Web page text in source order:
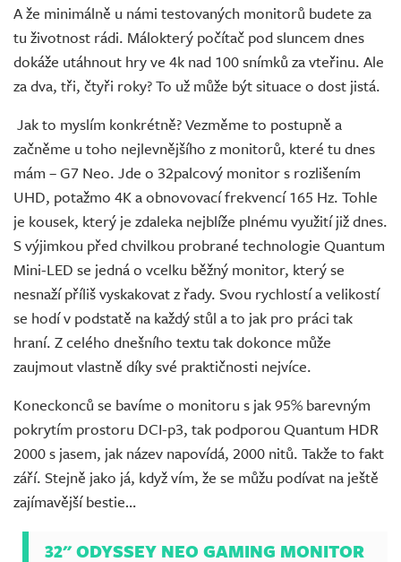
A že minimálně u námi testovaných monitorů budete za
tu životnost rádi. Málokterý počítač pod sluncem dnes
dokáže utáhnout hry ve 4k nad 100 snímků za vteřinu. Ale
za dva, tři, čtyři roky? To už může být situace o dost jistá.
Jak to myslím konkrétně? Vezměme to postupně a
začněme u toho nejlevnějšího z monitorů, které tu dnes
mám – G7 Neo. Jde o 32palcový monitor s rozlišením
UHD, potažmo 4K a obnovovací frekvencí 165 Hz. Tohle
je kousek, který je zdaleka nejblíže plnému využití již dnes.
S výjimkou před chvilkou probrané technologie Quantum
Mini-LED se jedná o vcelku běžný monitor, který se
nesnaží příliš vyskakovat z řady. Svou rychlostí a velikostí
se hodí v podstatě na každý stůl a to jak pro práci tak
hraní. Z celého dnešního textu tak dokonce může
zaujmout vlastně díky své praktičnosti nejvíce.
Koneckonců se bavíme o monitoru s jak 95% barevným
pokrytím prostoru DCI-p3, tak podporou Quantum HDR
2000 s jasem, jak název napovídá, 2000 nitů. Takže to fakt
září. Stejně jako já, když vím, že se můžu podívat na ještě
zajímavější bestie…
32" ODYSSEY NEO GAMING MONITOR